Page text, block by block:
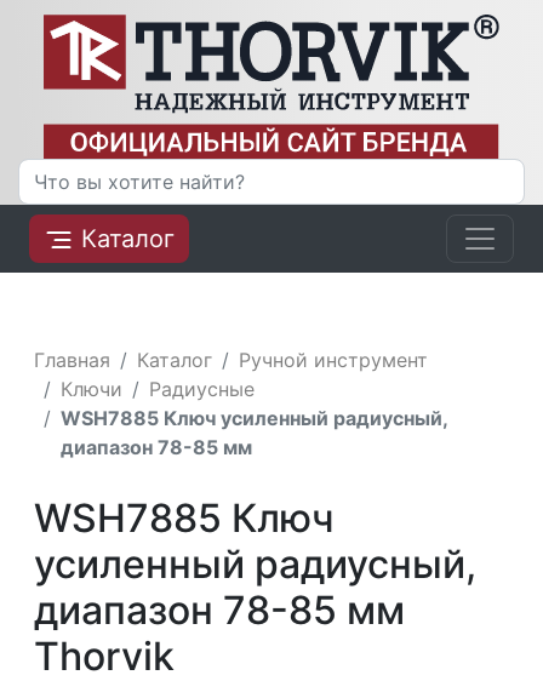
Каталог
Главная Каталог
Ручной инструмент
Ключи
Радиусные
WSH7885 Ключ усиленный радиусный,
диапазон 78-85 мм
WSH7885 Ключ
усиленный радиусный,
диапазон 78-85 мм
Thorvik